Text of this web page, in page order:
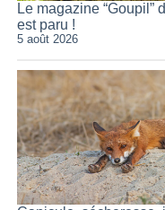
Le magazine “Goupil”
est paru !
5 août 2026